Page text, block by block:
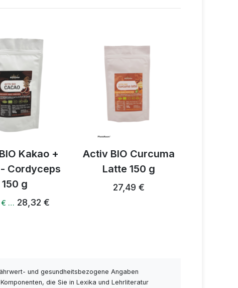
Kakao +
Cordyceps
150 g
€ … 28,32 €
Activ BIO Curcuma
Latte 150 g
27,49 €
und gesundheitsbezogene Angaben
die Sie in Lexika und Lehrliteratur